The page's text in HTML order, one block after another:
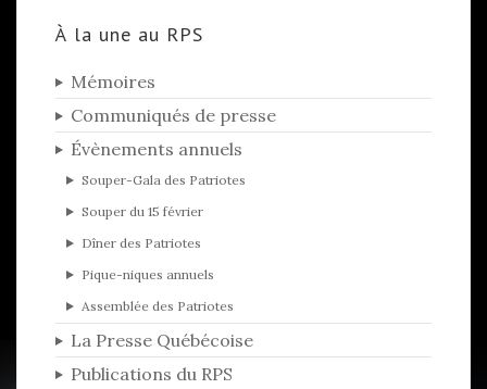
À la une au RPS
Mémoires
Communiqués de presse
Évènements annuels
Souper-Gala des Patriotes
Souper du 15 février
Dîner des Patriotes
Pique-niques annuels
Assemblée des Patriotes
La Presse Québécoise
Publications du RPS